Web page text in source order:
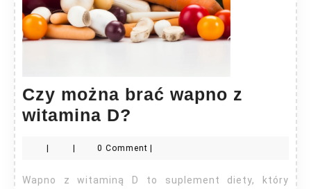
Czy można brać wapno z
witamina D?
brać
wapno
0 Comment
Wapno z witaminą D to suplement diety, który